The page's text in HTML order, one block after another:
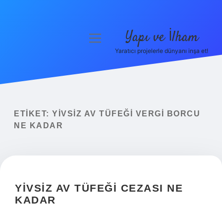
Yasal Uyarı
menüyü
Yapı ve İlham
Yaratıcı projelerle dünyanı inşa et!
ETIKET: YIVSIZ AV TÜFEĞI VERGI BORCU
NE KADAR
YIVSIZ AV TÜFEĞI CEZASI NE
KADAR